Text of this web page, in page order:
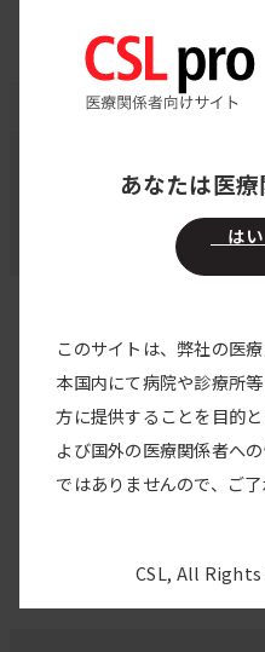
CSL pro 著者・監修者
監修者・登壇者・
今井 富裕 先生
国立病院機構箱根病院／院
今井 富裕 先生の記事
あなたは医
は
このサイトは、弊社の医
本国内にて病院や診療所
方に提供することを目的
よび国外の医療関係者へ
ではありませんので、ご了
CSL, All